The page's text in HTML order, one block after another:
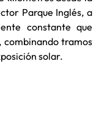
Parque Inglés, a
constante que
combinando tramos
solar.